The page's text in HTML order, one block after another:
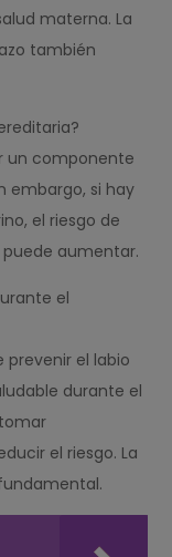
materna. La
también
un componente
embargo, si hay
el riesgo de
aumentar.
el
prevenir el labio
durante el
el riesgo. La